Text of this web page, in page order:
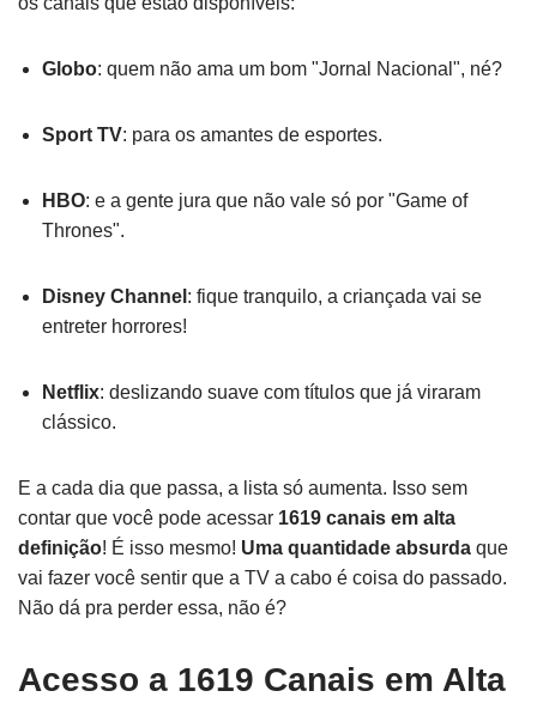
Globo: quem não ama um bom "Jornal Nacional", né?
Sport TV: para os amantes de esportes.
HBO: e a gente jura que não vale só por "Game of
Thrones".
Disney Channel : fique tranquilo, a criançada vai se
entreter horrores!
Netflix: deslizando suave com títulos que já viraram
clássico.
E a cada dia que passa, a lista só aumenta. Isso sem
contar que você pode acessar 1619 canais em alta
definição! É isso mesmo! Uma quantidade absurda que
vai fazer você sentir que a TV a cabo é coisa do passado.
Não dá pra perder essa, não é?
Acesso a 1619 Canais em Alta